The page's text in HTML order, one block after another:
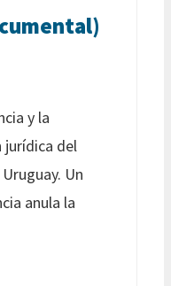
y la
jurídica del
Un
anula la